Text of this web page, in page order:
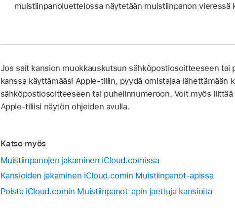
muistiinpanoluettelossa näytetään muistiinpanon vieressä
Jos sait kansion muokkauskutsun sähköpostiosoitteeseen
kanssa käyttämääsi Apple-tiliin, pyydä omistajaa lähettämään
sähköpostiosoitteeseen tai puhelinnumeroon. Voit myös
Apple-tiliisi näytön ohjeiden avulla.
Katso myös
Muistiinpanojen jakaminen iCloud.comissa
Kansioiden jakaminen iCloud.comin Muistiinpanot-apissa
Poista iCloud.comin Muistiinpanot-apin jaettuja kansioita